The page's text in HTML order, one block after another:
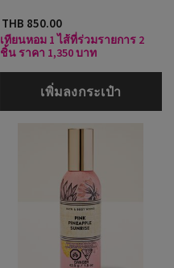
THB 850.00
เทียนหอม 1 ไส้ที่ร่วมรายการ 2
ชิ้น ราคา 1,350 บาท
เพิ่มลงกระเป๋า